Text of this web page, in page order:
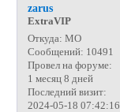
zarus
ExtraVIP
Откуда: МО
Сообщений: 10491
Провел на форуме:
1 месяц 8 дней
Последний визит:
2024-05-18 07:42:16